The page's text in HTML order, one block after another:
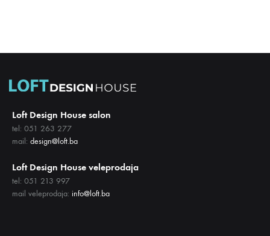
Loft Design House salon
tel: 051 263 277
mail: design@loft.ba
Loft Design House veleprodaja
tel: 051 213 997
mail veleprodaja: info@loft.ba